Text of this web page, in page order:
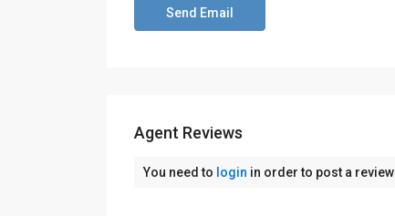
Agent Reviews
You need to login in order to post a review